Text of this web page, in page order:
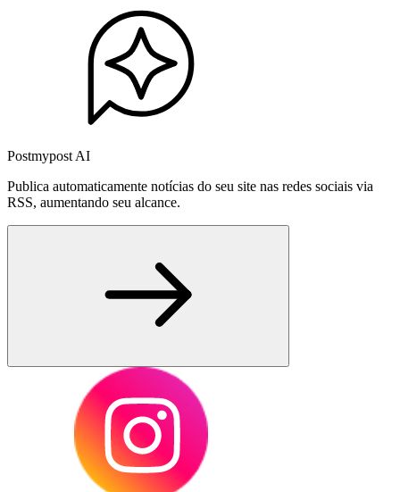
Postmypost AI
Publica automaticamente notícias do seu site nas redes sociais via
RSS, aumentando seu alcance.